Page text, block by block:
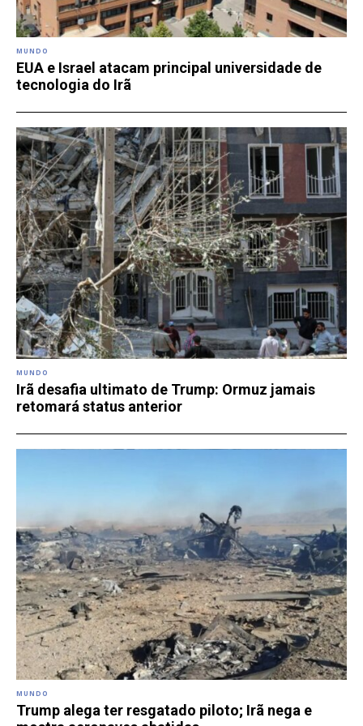
MUNDO
EUA e Israel atacam principal universidade de
tecnologia do Irã
MUNDO
Irã desafia ultimato de Trump: Ormuz jamais
retomará status anterior
MUNDO
Trump alega ter resgatado piloto; Irã nega e